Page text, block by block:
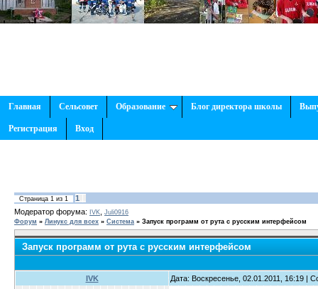
Главная Сельсовет Образование Блог директора школы
Регистрация Вход
Страница 1 из 1
1
Модератор форума:
IVK, Juli0916
Форум » Линукс для всех » Система » Запуск программ от рута с русским интерфейсом
Запуск программ от рута с русским интерфейсом
IVK Дата: Воскресенье, 02.01.2011, 16:19 |